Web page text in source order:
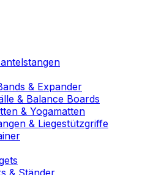
& Expander
& Balance Boards
& Yogamatten
& Liegestützgriffe
& Ständer